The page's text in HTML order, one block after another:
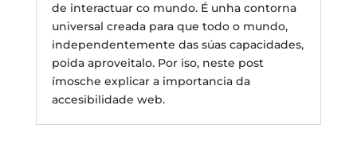
de interactuar co mundo. É unha contorna
universal creada para que todo o mundo,
independentemente das súas capacidades,
poida aproveitalo. Por iso, neste post
ímosche explicar a importancia da
accesibilidade web.